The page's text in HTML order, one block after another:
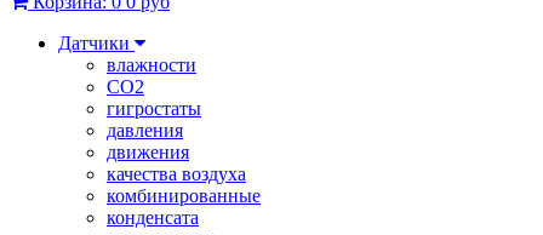
Датчики
влажности
CO2
гигростаты
давления
движения
качества воздуха
комбинированные
конденсата